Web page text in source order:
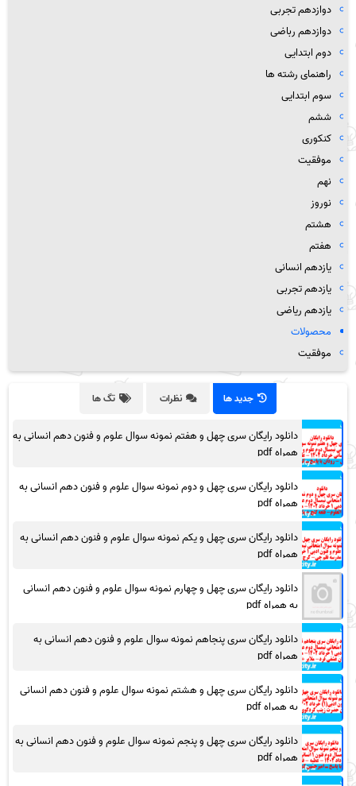
دوازدهم تجربی
دوازدهم رباضی
دوم ابتدایی
راهنمای رشته ها
سوم ابتدایی
ششم
کنکوری
موفقیت
نهم
نوروز
هشتم
هفتم
یازدهم انسانی
یازدهم تجربی
یازدهم ریاضی
محصولات
موفقیت
جدید ها نظرات تگ ها
دانلود رایگان سری چهل و هفتم نمونه سوال علوم و فنون دهم انسانی به
همراه pdf
دانلود رایگان سری چهل و دوم نمونه سوال علوم و فنون دهم انسانی به
همراه pdf
دانلود رایگان سری چهل و یکم نمونه سوال علوم و فنون دهم انسانی به
همراه pdf
دانلود رایگان سری چهل و چهارم نمونه سوال علوم و فنون دهم انسانی
به همراه pdf
دانلود رایگان سری پنجاهم نمونه سوال علوم و فنون دهم انسانی به
همراه pdf
دانلود رایگان سری چهل و هشتم نمونه سوال علوم و فنون دهم انسانی
به همراه pdf
دانلود رایگان سری چهل و پنجم نمونه سوال علوم و فنون دهم انسانی به
همراه pdf